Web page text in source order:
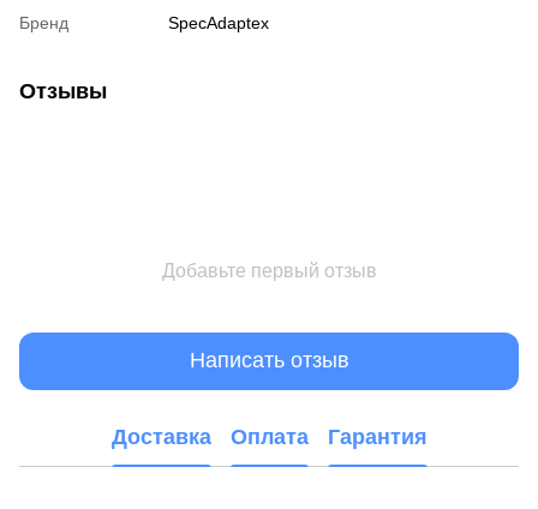
Бренд
SpecAdaptex
Отзывы
Добавьте первый отзыв
Написать отзыв
Доставка Оплата Гарантия